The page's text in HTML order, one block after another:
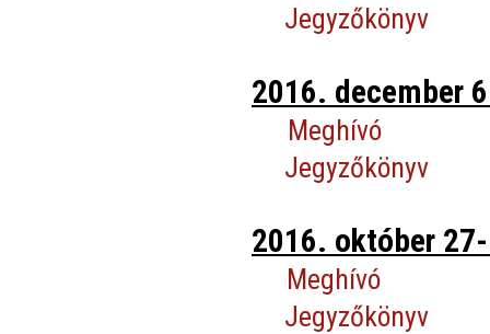
Jegyzőkönyv
2016. december
Meghívó
Jegyzőkönyv
2016. október
Meghívó
Jegyzőkönyv